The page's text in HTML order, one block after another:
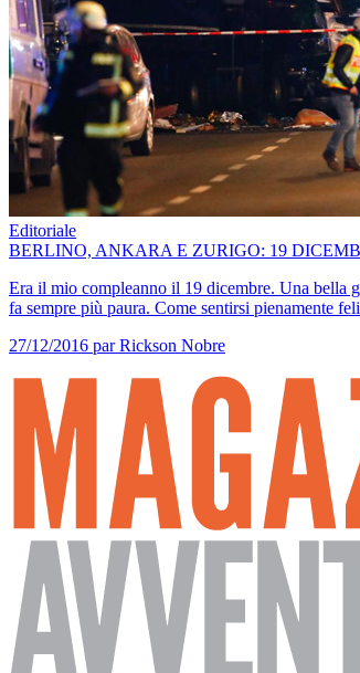
Editoriale
BERLINO, ANKARA E ZURIGO: 19
Era il mio compleanno il 19 dicembre. Una bella
fa sempre più paura. Come sentirsi pienamente
27/12/2016 par Rickson Nobre